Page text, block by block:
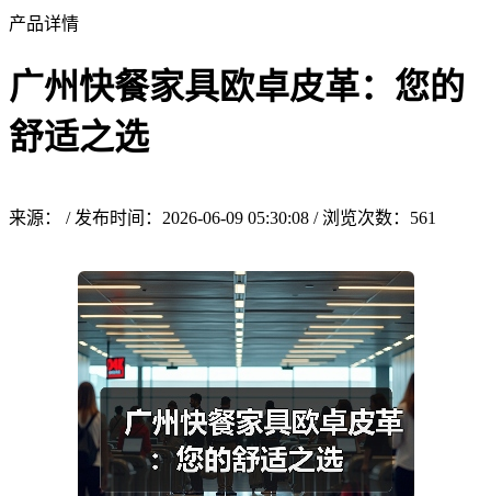
产品详情
广州快餐家具欧卓皮革：您的
舒适之选
来源： / 发布时间：2026-06-09 05:30:08 / 浏览次数： 561